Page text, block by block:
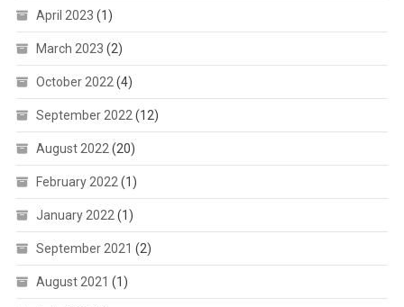
April 2023 (1)
March 2023 (2)
October 2022 (4)
September 2022 (12)
August 2022 (20)
February 2022 (1)
January 2022 (1)
September 2021 (2)
August 2021 (1)